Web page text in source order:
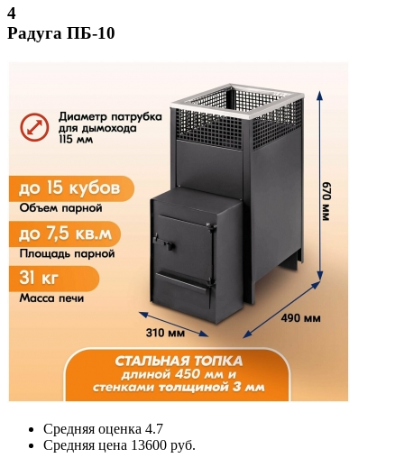
4
Радуга ПБ-10
Средняя оценка 4.7
Средняя цена 13600 руб.